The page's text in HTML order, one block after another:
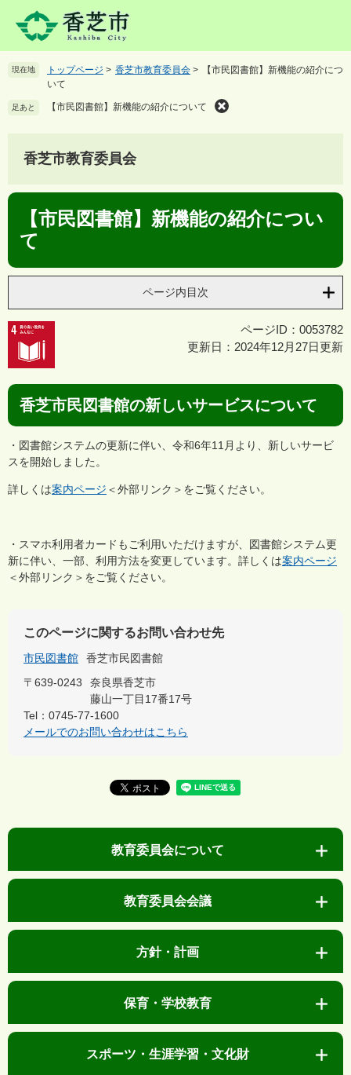
現在地 トップページ > 香芝市教育委員会 >
【市民図書館】新機能の紹介につ
いて
足あと 【市民図書館】新機能の紹介について
香芝市教育委員会
本
【市民図書館】新機能の紹介につい
て
ページ内目次
ページID：0053782
更新日：2024年12月27日更新
香芝市民図書館の新しいサービスについて
・図書館システムの更新に伴い、令和6年11月より、新しいサービ
スを開始しました。
詳しくは案内ページ ＜外部リンク＞ をご覧ください。
・スマホ利用者カードもご利用いただけますが、図書館システム更
新に伴い、一部、利用方法を変更しています。詳しくは案内ページ
＜外部リンク＞ をご覧ください。
このページに関するお問い合わせ先
市民図書館
香芝市民図書館
〒639-0243
奈良県香芝市
藤山一丁目17番17号
Tel：0745-77-1600
メールでのお問い合わせはこちら
教育委員会について
教育委員会会議
方針・計画
保育・学校教育
スポーツ・生涯学習・文化財